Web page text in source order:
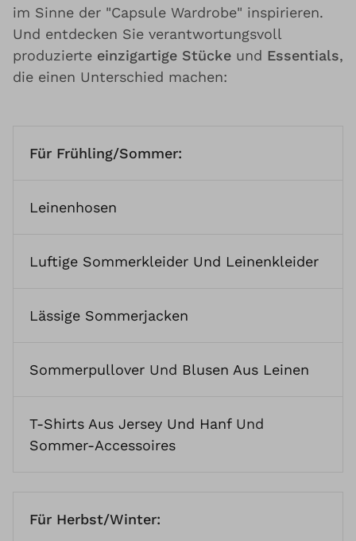
im Sinne der "Capsule Wardrobe" inspirieren.
Und entdecken Sie verantwortungsvoll
produzierte einzigartige Stücke und Essentials,
die einen Unterschied machen:
Für Frühling/Sommer:
Leinenhosen
Luftige Sommerkleider Und Leinenkleider
Lässige Sommerjacken
Sommerpullover Und Blusen Aus Leinen
T-Shirts Aus Jersey Und HanfUnd
Sommer-Accessoires
Für Herbst/Winter: